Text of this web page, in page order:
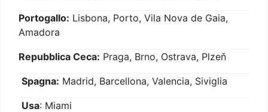
Portogallo: Lisbona, Porto, Vila Nova de Gaia,
Amadora
Repubblica Ceca: Praga, Brno, Ostrava, Plzeň
Spagna: Madrid, Barcellona, Valencia, Siviglia
Usa: Miami